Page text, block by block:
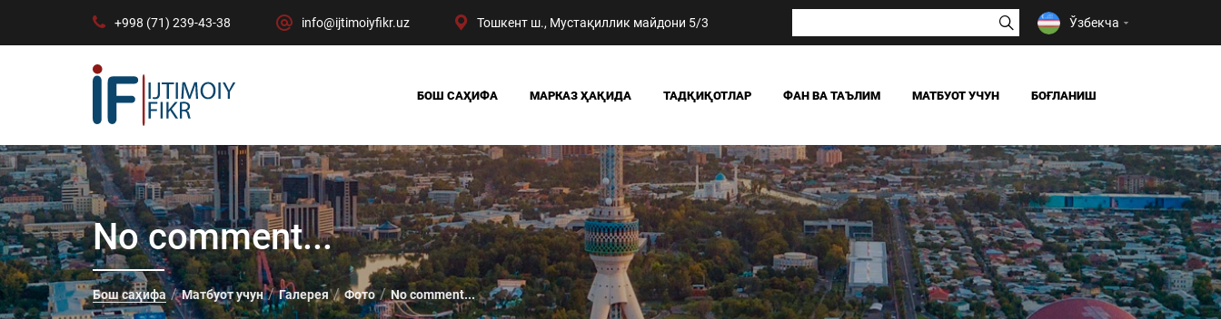
+998 (71) 239-43-38 info@ijtimoiyfikr.uz Тошкент ш., Мустақиллик майдони 5/3 Ўзбекча
БОШ САҲИФА МАРКАЗ ҲАҚИДА
БИЗНИНГ ЮТУҚЛАРИМИЗ
РАҲБАРИЯТ
МАРКАЗ ТУЗИЛМАСИ
ТАДҚИҚОТЛАР
ЖАМИЯТ
СИЁСАТ ВА ҲУҚУҚ
ИҚТИСОДИЁТ
DIGITAL СОЦИОЛОГИЯ
ФАН ВА ТАЪЛИМ МАТБУОТ УЧУН
ЯНГИЛИКЛАР
ОАВ БИЗ ҲАҚИМИЗДА
БОҒЛАНИШ
No comment...
Бош саҳифа Матбуот учун Галерея Фото No comment...